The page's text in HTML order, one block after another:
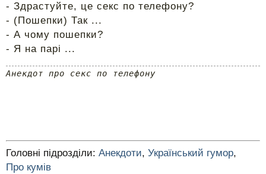
- Здрастуйте, це секс по телефону?
- (Пошепки) Так ...
- А чому пошепки?
- Я на парі ...
Анекдот про секс по телефону
Головні підрозділи: Анекдоти, Український гумор,
Про кумів